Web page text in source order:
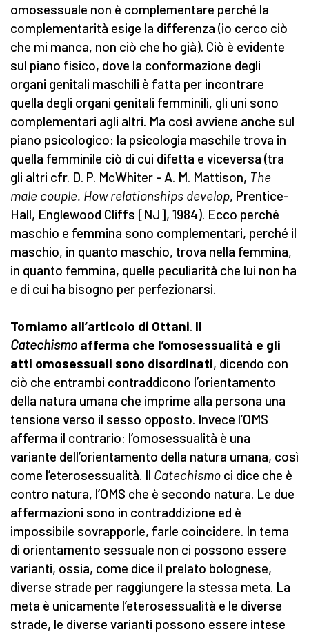
omosessuale non è complementare perché la
complementarità esige la differenza (io cerco ciò
che mi manca, non ciò che ho già). Ciò è evidente
sul piano fisico, dove la conformazione degli
organi genitali maschili è fatta per incontrare
quella degli organi genitali femminili, gli uni sono
complementari agli altri. Ma così avviene anche sul
piano psicologico: la psicologia maschile trova in
quella femminile ciò di cui difetta e viceversa (tra
gli altri cfr. D. P. McWhiter - A. M. Mattison, The
male couple. How relationships develop, Prentice-
Hall, Englewood Cliffs [NJ], 1984). Ecco perché
maschio e femmina sono complementari, perché il
maschio, in quanto maschio, trova nella femmina,
in quanto femmina, quelle peculiarità che lui non ha
e di cui ha bisogno per perfezionarsi.
Torniamo all’articolo di Ottani. Il
Catechismo afferma che l’omosessualità e gli
atti omosessuali sono disordinati, dicendo con
ciò che entrambi contraddicono l’orientamento
della natura umana che imprime alla persona una
tensione verso il sesso opposto. Invece l’OMS
afferma il contrario: l’omosessualità è una
variante dell’orientamento della natura umana, così
come l’eterosessualità. Il Catechismo ci dice che è
contro natura, l’OMS che è secondo natura. Le due
affermazioni sono in contraddizione ed è
impossibile sovrapporle, farle coincidere. In tema
di orientamento sessuale non ci possono essere
varianti, ossia, come dice il prelato bolognese,
diverse strade per raggiungere la stessa meta. La
meta è unicamente l’eterosessualità e le diverse
strade, le diverse varianti possono essere intese